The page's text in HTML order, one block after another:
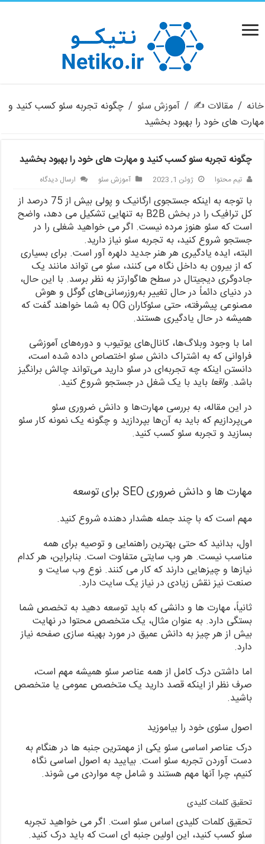
خانه / مقالات ✍️ / آموزش سئو / چگونه تجربه سئو کسب کنید و
مهارت های خود را بهبود بخشید
چگونه تجربه سئو کسب کنید و مهارت های خود را بهبود بخشید
تیم محتوا ژوئن 1, 2023 آموزش سئو ارسال دیدگاه
با توجه به اینکه جستجوی ارگانیک و پولی بیش از 75 درصد از
کل ترافیک را در بخش B2B به تنهایی تشکیل می دهد، واضح
است که سئو هنوز مرده نیست. اگر می خواهید شغلی را در
جستجو شروع کنید، به تجربه سئو نیاز دارید.
البته، ایده یادگیری هر هنر جدید دلهره آور است. برای بسیاری
که از بیرون به داخل نگاه می کنند، سئو می تواند مانند یک
جادوگری دیجیتال در سطح هاگوارتز به نظر برسد. با این حال،
در دنیای دائماً در حال تغییر به‌روزرسانی‌های گوگل و هوش
مصنوعی پیشرفته، حتی سئوکاران OG به شما خواهند گفت که
همیشه در حال یادگیری هستند.
اما با وجود وبلاگ‌ها، کانال‌های یوتیوب و دوره‌های آموزشی
فراوانی که به اشتراک دانش سئو اختصاص داده شده است،
دانستن اینکه چه تجربه‌ای در سئو دارید می‌تواند چالش برانگیز
باشد.واقعا باید با یک شغل در جستجو شروع کنید.
در این مقاله، به بررسی مهارت‌ها و دانش ضروری سئو
می‌پردازیم که باید به آن‌ها بپردازید و چگونه یک نمونه کار سئو
بسازید و تجربه سئو کسب کنید.
مهارت ها و دانش ضروری SEO برای توسعه
مهم است که با چند جمله هشدار دهنده شروع کنید.
اول، بدانید که حتی بهترین راهنمایی و توصیه برای همه
مناسب نیست. هر وب سایتی متفاوت است. بنابراین، هر کدام
نیازها و چیزهایی دارند که کار می کنند. نوع وب سایت و
صنعت نیز نقش زیادی در نیاز یک سایت دارد.
ثانیاً، مهارت ها و دانشی که باید توسعه دهید به تخصص شما
بستگی دارد. به عنوان مثال، یک متخصص محتوا در نهایت
بیش از هر چیز به دانش عمیق در مورد بهینه سازی صفحه نیاز
دارد.
اما داشتن درک کامل از همه عناصر سئو همیشه مهم است،
صرف نظر از اینکه قصد دارید یک متخصص عمومی یا متخصص
باشید.
اصول سئوی خود را بیاموزید
درک عناصر اساسی سئو یکی از مهمترین جنبه ها در هنگام به
دست آوردن تجربه سئو است. بیایید به اصول اساسی نگاه
کنیم، چرا آنها مهم هستند و شامل چه مواردی می شوند.
تحقیق کلمات کلیدی
تحقیق کلمات کلیدی اساس سئو است. اگر می خواهید تجربه
سئو کسب کنید، این اولین جنبه ای است که باید درک کنید.